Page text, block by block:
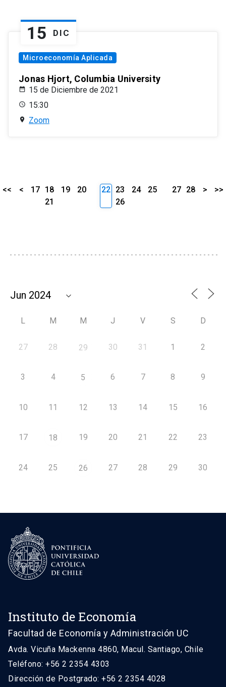
15 DIC
Microeconomía Aplicada
Jonas Hjort, Columbia University
15 de Diciembre de 2021
15:30
Zoom
<< < 17 18 19
20
21
22 23 24
25
26
27 28 > >>
L M M J V S D
27 28 29 30 31 1 2
3 4 5 6 7 8 9
10 11 12 13 14 15 16
17 18 19 20 21 22 23
24 25 26 27 28 29 30
Instituto de Economía
Facultad de Economía y Administración UC
Avda. Vicuña Mackenna 4860, Macul. Santiago, Chile
Teléfono: +56 2 2354 4303
Dirección de Postgrado: +56 2 2354 4028